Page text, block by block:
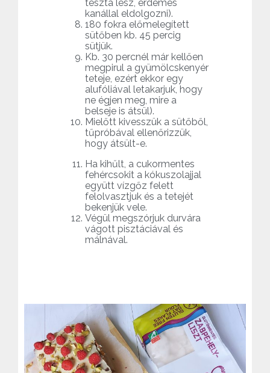
tészta lesz, érdemes
kanállal eldolgozni).
180 fokra előmelegített
sütőben kb. 45 percig
sütjük.
Kb. 30 percnél már kellően
megpirul a gyümölcskenyér
teteje, ezért ekkor egy
alufóliával letakarjuk, hogy
ne égjen meg, mire a
belseje is átsül).
Mielőtt kivesszük a sütőből,
tűpróbával ellenőrizzük,
hogy átsült-e.
Ha kihűlt, a cukormentes
fehércsokit a kókuszolajjal
együtt vízgőz felett
felolvasztjuk és a tetejét
bekenjük vele.
Végül megszórjuk durvára
vágott pisztáciával és
málnával.